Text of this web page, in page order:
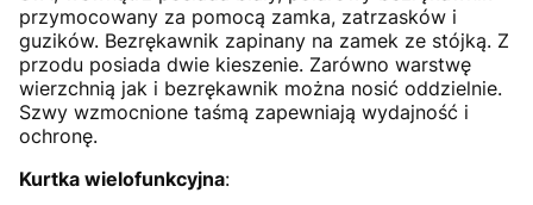
przymocowany za pomocą zamka, zatrzasków i
guzików. Bezrękawnik zapinany na zamek ze stójką. Z
przodu posiada dwie kieszenie. Zarówno warstwę
wierzchnią jak i bezrękawnik można nosić oddzielnie.
Szwy wzmocnione taśmą zapewniają wydajność i
ochronę.
Kurtka wielofunkcyjna: